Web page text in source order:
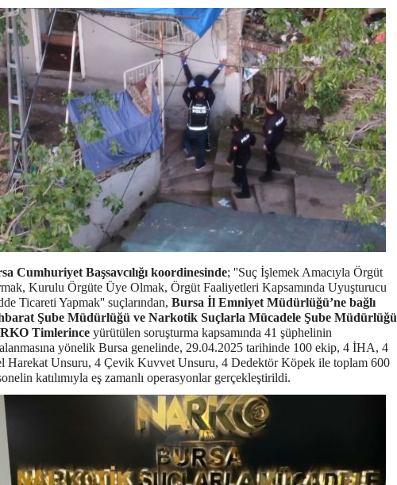
Cumhuriyet Başsavcılığı koordinesinde; ''Suç İşlemek Amacıyla Örgüt
Kurulu Örgüte Üye Olmak, Örgüt Faaliyetleri Kapsamında Uyuşturucu
Ticareti Yapmak'' suçlarından, Bursa İl Emniyet Müdürlüğü’ne bağlı
Şube Müdürlüğü ve Narkotik Suçlarla Mücadele Şube Müdürlüğü
Timlerince yürütülen soruşturma kapsamında 41 şüphelinin
yönelik Bursa genelinde, 29.04.2025 tarihinde 100 ekip, 4 İHA, 4
Harekat Unsuru, 4 Çevik Kuvvet Unsuru, 4 Dedektör Köpek ile toplam 600
katılımıyla eş zamanlı operasyonlar gerçekleştirildi.